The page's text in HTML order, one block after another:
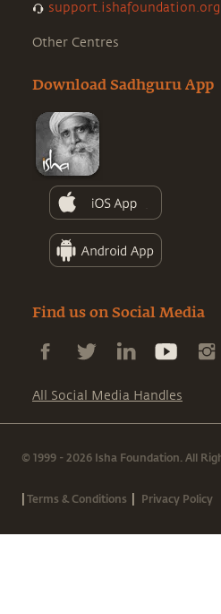
support.ishafoundation.org
Other Centres
Download Sadhguru App
Find us on Social Media
All Social Media Handles
© 1999 - 2026 Isha Foundation. All
|Terms & Conditions | Privacy Policy